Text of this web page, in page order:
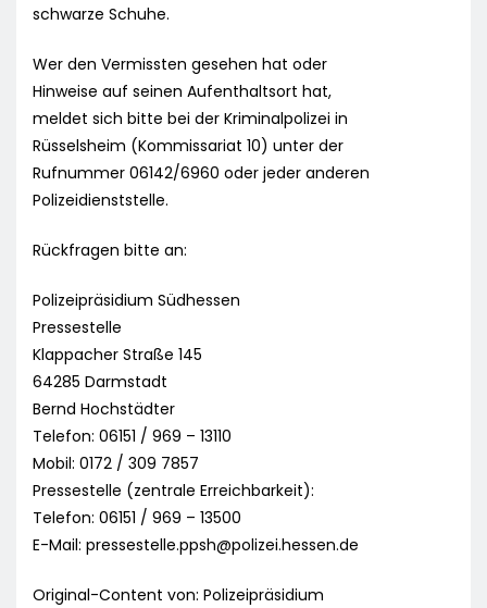
schwarze Schuhe.
Wer den Vermissten gesehen hat oder
Hinweise auf seinen Aufenthaltsort hat,
meldet sich bitte bei der Kriminalpolizei in
Rüsselsheim (Kommissariat 10) unter der
Rufnummer 06142/6960 oder jeder anderen
Polizeidienststelle.
Rückfragen bitte an:
Polizeipräsidium Südhessen
Pressestelle
Klappacher Straße 145
64285 Darmstadt
Bernd Hochstädter
Telefon: 06151 / 969 – 13110
Mobil: 0172 / 309 7857
Pressestelle (zentrale Erreichbarkeit):
Telefon: 06151 / 969 – 13500
E-Mail: pressestelle.ppsh@polizei.hessen.de
Original-Content von: Polizeipräsidium